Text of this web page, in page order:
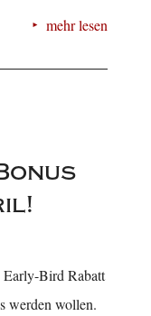
mehr lesen
Bird Rabatt
werden wollen.